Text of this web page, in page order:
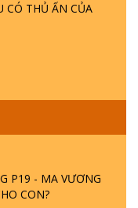
CÓ THỦ ẤN CỦA
TÔNG SƯ
AI? PHIỀN NÃO
P19 - MA VƯƠNG
CON?